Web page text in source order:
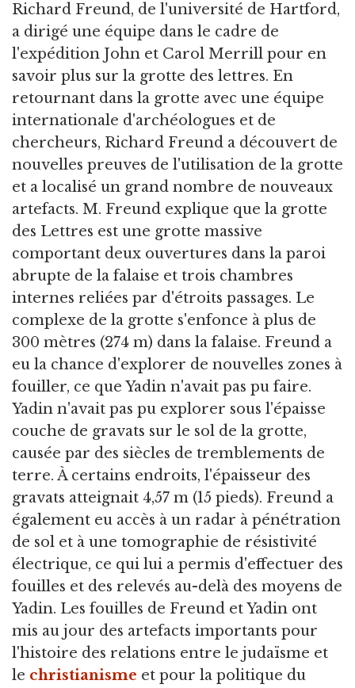
Richard Freund, de l'université de Hartford,
a dirigé une équipe dans le cadre de
l'expédition John et Carol Merrill pour en
savoir plus sur la grotte des lettres. En
retournant dans la grotte avec une équipe
internationale d'archéologues et de
chercheurs, Richard Freund a découvert de
nouvelles preuves de l'utilisation de la grotte
et a localisé un grand nombre de nouveaux
artefacts. M. Freund explique que la grotte
des Lettres est une grotte massive
comportant deux ouvertures dans la paroi
abrupte de la falaise et trois chambres
internes reliées par d'étroits passages. Le
complexe de la grotte s'enfonce à plus de
300 mètres (274 m) dans la falaise. Freund a
eu la chance d'explorer de nouvelles zones à
fouiller, ce que Yadin n'avait pas pu faire.
Yadin n'avait pas pu explorer sous l'épaisse
couche de gravats sur le sol de la grotte,
causée par des siècles de tremblements de
terre. À certains endroits, l'épaisseur des
gravats atteignait 4,57 m (15 pieds). Freund a
également eu accès à un radar à pénétration
de sol et à une tomographie de résistivité
électrique, ce qui lui a permis d'effectuer des
fouilles et des relevés au-delà des moyens de
Yadin. Les fouilles de Freund et Yadin ont
mis au jour des artefacts importants pour
l'histoire des relations entre le judaïsme et
le christianisme et pour la politique du